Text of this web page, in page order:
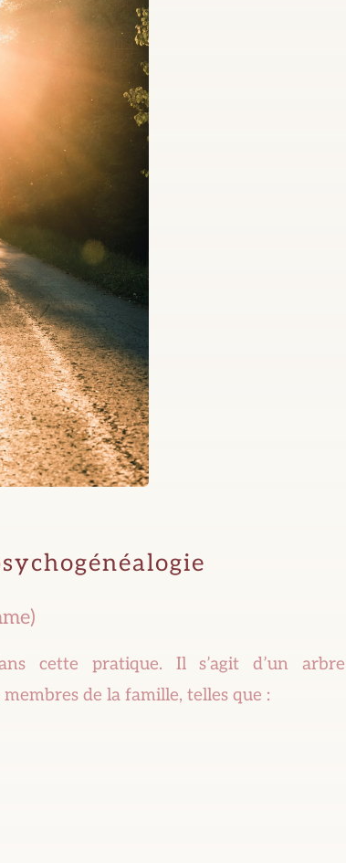
cette pratique. Il s’agit d’un arbre
de la famille, telles que :